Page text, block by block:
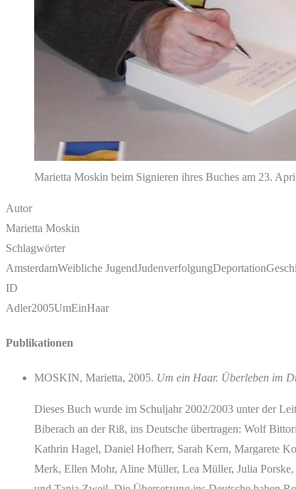
Marietta Moskin beim Signieren ihres Buches am 23.
Autor
Marietta Moskin
Schlagwörter
AmsterdamWeibliche JugendJudenverfolgungDeportation
ID
Adler2005UmEinHaar
Publikationen
MOSKIN, Marietta, 2005. Um ein Haar. Überleben im
Dieses Buch wurde im Schuljahr 2002/2003 unter der
Biberach an der Riß, ins Deutsche übertragen: Wolf
Kathrin Hagel, Daniel Hofherr, Sarah Kern, Margarete
Merk, Ellen Mohr, Aline Müller, Lea Müller, Julia